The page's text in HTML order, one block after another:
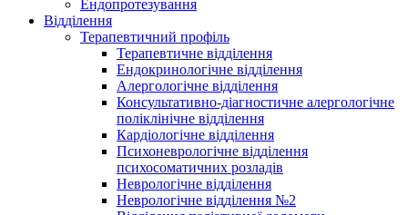
Ендопротезування
Відділення
Терапевтичний профіль
Терапевтичне відділення
Ендокринологічне відділення
Алергологічне відділення
Консультативно-діагностичне алергологічне
поліклінічне відділення
Кардіологічне відділення
Психоневрологічне відділення
психосоматичних розладів
Неврологічне відділення
Неврологічне відділення №2